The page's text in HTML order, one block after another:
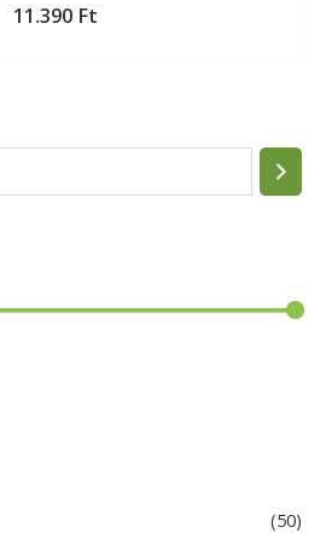
(50)
11.390 Ft